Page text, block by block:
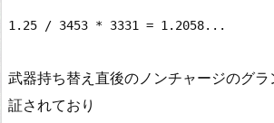
1.25 / 3453 * 3331 = 1.2058...
武器持ち替え直後のノンチャージのグ
証されており